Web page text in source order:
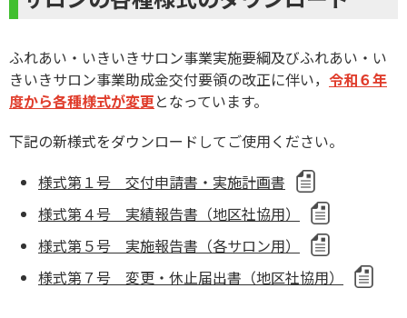
ふれあい・いきいきサロン事業実施要綱及びふれあい・い
きいきサロン事業助成金交付要領の改正に伴い， 令和６年
度から各種様式が変更となっています。
下記の新様式をダウンロードしてご使用ください。
様式第１号 交付申請書・実施計画書
様式第４号 実績報告書（地区社協用）
様式第５号 実施報告書（各サロン用）
様式第７号 変更・休止届出書（地区社協用）